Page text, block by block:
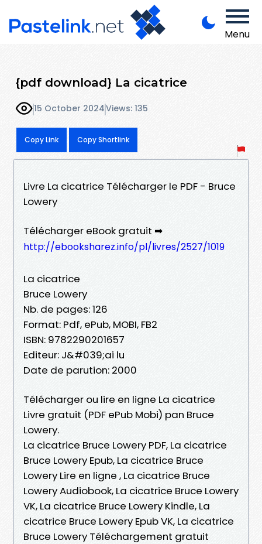
Menu
{pdf download} La cicatrice
15 October 2024Views: 135
Copy Link Copy Shortlink
Livre La cicatrice Télécharger le PDF - Bruce
Lowery
Télécharger eBook gratuit ➡
http://ebooksharez.info/pl/livres/2527/1019
La cicatrice
Bruce Lowery
Nb. de pages: 126
Format: Pdf, ePub, MOBI, FB2
ISBN: 9782290201657
Editeur: J&#039;ai lu
Date de parution: 2000
Télécharger ou lire en ligne La cicatrice
Livre gratuit (PDF ePub Mobi) pan Bruce
Lowery.
La cicatrice Bruce Lowery PDF, La cicatrice
Bruce Lowery Epub, La cicatrice Bruce
Lowery Lire en ligne , La cicatrice Bruce
Lowery Audiobook, La cicatrice Bruce Lowery
VK, La cicatrice Bruce Lowery Kindle, La
cicatrice Bruce Lowery Epub VK, La cicatrice
Bruce Lowery Téléchargement gratuit